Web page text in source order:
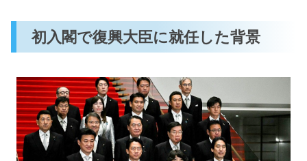
初入閣で復興大臣に就任した背景